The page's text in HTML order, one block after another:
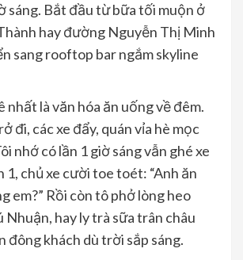
sáng. Bắt đầu từ bữa tối muộn ở
hay đường Nguyễn Thị Minh
sang rooftop bar ngắm skyline
nhất là văn hóa ăn uống về đêm.
đi, các xe đẩy, quán vỉa hè mọc
nhớ có lần 1 giờ sáng vẫn ghé xe
1, chủ xe cười toe toét: “Anh ăn
em?” Rồi còn tô phở lòng heo
Nhuận, hay ly trà sữa trân châu
đông khách dù trời sắp sáng.